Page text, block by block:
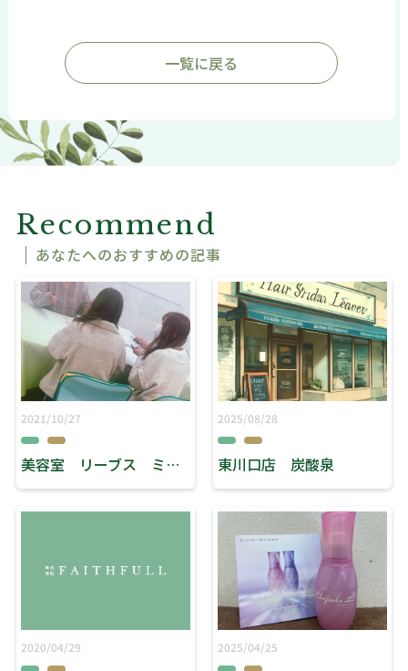
一覧に戻る
Recommend
あなたへのおすすめの記事
2021/10/27
美容室 リーブス ミエル川口「美容学生さんへ」
2025/08/28
東川口店 炭酸泉
2020/04/29 2025/04/25